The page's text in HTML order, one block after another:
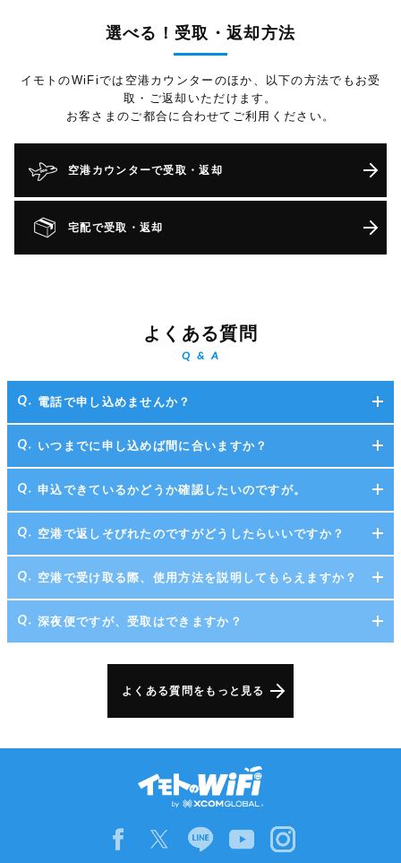
選べる！受取・返却方法
イモトのWiFiでは空港カウンターのほか、以下の方法でもお受
取・ご返却いただけます。
お客さまのご都合に合わせてご利用ください。
空港カウンターで受取・返却
宅配で受取・返却
よくある質問
Q & A
電話で申し込めませんか？
いつまでに申し込めば間に合いますか？
申込できているかどうか確認したいのですが。
空港で返しそびれたのですがどうしたらいいですか？
空港で受け取る際、使用方法を説明してもらえますか？
深夜便ですが、受取はできますか？
よくある質問をもっと見る